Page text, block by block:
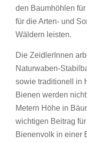
den Baumhöhlen
für die Arten- und
Wäldern leisten.
Die ZeidlerInnen
Naturwaben-
sowie traditionell in
Bienen werden
Metern Höhe in
wichtigen Beitrag
Bienenvolk in einer